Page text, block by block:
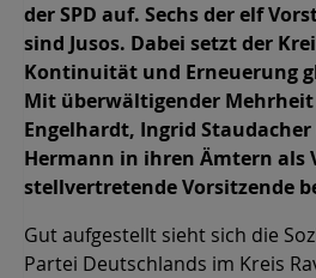
der SPD auf. Sechs der elf
sind Jusos. Dabei setzt der
Kontinuität und Erneuerung
Mit überwältigender
Engelhardt, Ingrid
Hermann in ihren Ämtern als
stellvertretende Vorsitzende
Gut aufgestellt sieht sich die
Partei Deutschlands im Kreis